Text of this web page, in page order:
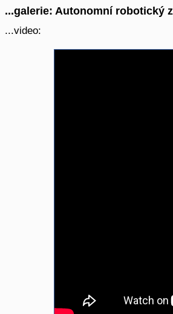
...galerie: Autonomní robotický
...video: